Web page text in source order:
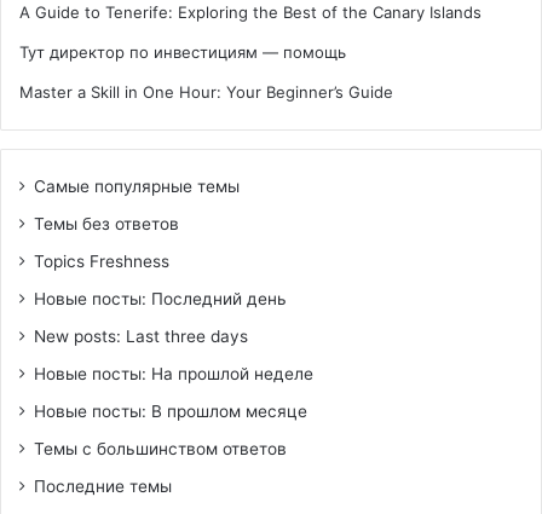
A Guide to Tenerife: Exploring the Best of the Canary Islands
Тут директор по инвестициям — помощь
Master a Skill in One Hour: Your Beginner’s Guide
Самые популярные темы
Темы без ответов
Topics Freshness
Новые посты: Последний день
New posts: Last three days
Новые посты: На прошлой неделе
Новые посты: В прошлом месяце
Темы с большинством ответов
Последние темы